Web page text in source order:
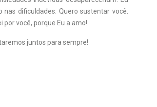
dificuldades. Quero sustentar você.
por você, porque Eu a amo!
juntos para sempre!